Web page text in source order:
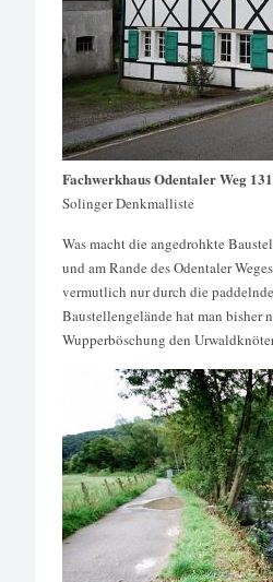
Fachwerkhaus Odentaler Weg
Solinger Denkmalliste
Was macht die angedrohkte
und am Rande des Odentaler
vermutlich nur durch die
Baustellengelände hat man bisher
Wupperböschung den